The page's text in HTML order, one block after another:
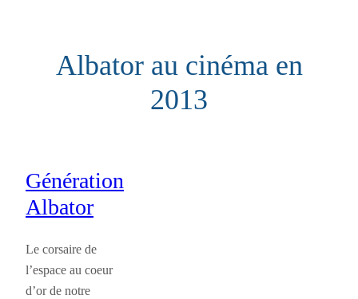
Albator au cinéma en
2013
Génération
Albator
Le corsaire de
l’espace au coeur
d’or de notre